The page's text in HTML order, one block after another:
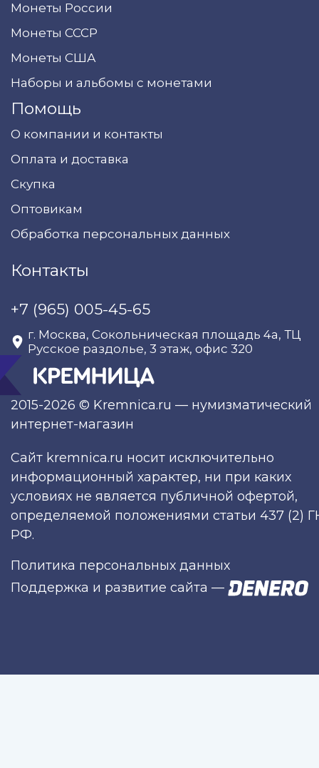
2015-2026 © Kremnica.ru — нумизматический
интернет-магазин
Монеты России
Монеты СССР
Монеты США
Наборы и альбомы с монетами
Помощь
О компании и контакты
Оплата и доставка
Скупка
Оптовикам
Обработка персональных данных
Контакты
+7 (965) 005-45-65
г. Москва, Сокольническая площадь 4а, ТЦ
Русское раздолье, 3 этаж, офис 320
Сайт kremnica.ru носит исключительно
информационный характер, ни при каких
условиях не является публичной офертой,
определяемой положениями статьи 437 (2)
РФ.
Политика персональных данных
Поддержка и развитие сайта —